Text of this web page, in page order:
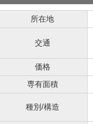
所在地
交通
価格
専有面積
種別/構造